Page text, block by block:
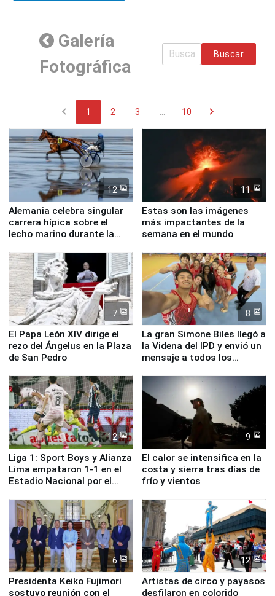
Galería
Fotográfica
Buscar
chevron_left 1 2 3 10 chevron_right
12
Alemania celebra singular
carrera hípica sobre el
lecho marino durante la
11
Estas son las imágenes
más impactantes de la
semana en el mundo
7
El Papa León XIV dirige el
rezo del Ángelus en la Plaza
de San Pedro
8
La gran Simone Biles llegó a
la Videna del IPD y envió un
mensaje a todos los
12
Liga 1: Sport Boys y Alianza
Lima empataron 1-1 en el
Estadio Nacional por el
9
El calor se intensifica en la
costa y sierra tras días de
frío y vientos
6
Presidenta Keiko Fujimori
sostuvo reunión con el
12
Artistas de circo y payasos
desfilaron en colorido